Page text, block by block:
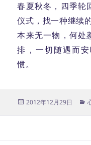
春夏秋冬，四季轮
仪式，找一种继续
本来无一物，何处
排，一切随遇而
惯。
发
2012年12月29日